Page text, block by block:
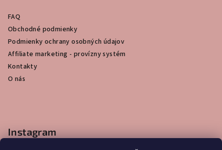
FAQ
Obchodné podmienky
Podmienky ochrany osobných údajov
Affiliate marketing - provízny systém
Kontakty
O nás
Instagram